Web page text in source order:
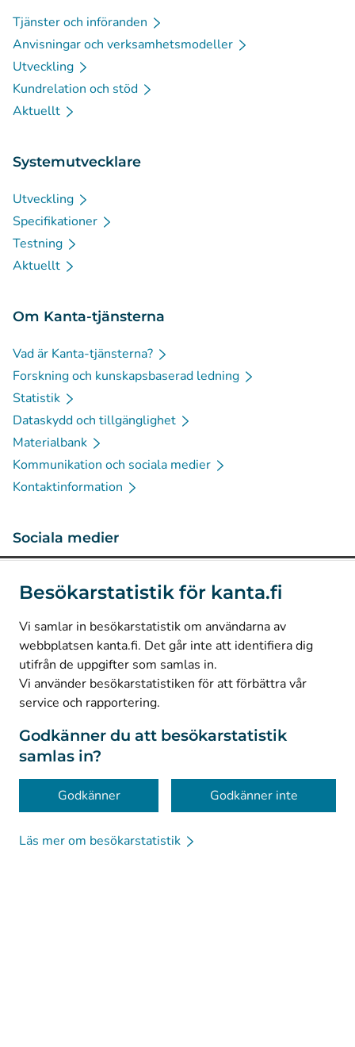
Besökarstatistik för kanta.fi
Vi samlar in besökarstatistik om användarna av
webbplatsen kanta.fi. Det går inte att identifiera dig
utifrån de uppgifter som samlas in.
Vi använder besökarstatistiken för att förbättra vår
service och rapportering.
Godkänner du att besökarstatistik
samlas in?
Godkänner Godkänner inte
Läs mer om besökarstatistik
Tjänster och införanden
Anvisningar och verksamhetsmodeller
Utveckling
Kundrelation och stöd
Aktuellt
Systemutvecklare
Utveckling
Specifikationer
Testning
Aktuellt
Om Kanta-tjänsterna
Vad är Kanta-tjänsterna?
Forskning och kunskapsbaserad ledning
Statistik
Dataskydd och tillgänglighet
Materialbank
Kommunikation och sociala medier
Kontaktinformation
Sociala medier
LinkedIn(Avautuu uuteen välilehteen)
Facebook
Avautuu uuteen välilehteen)
© Kanta-Palvelut, Kansaneläkelaitos
Dataskydd
Om webbplatsen
Tillgänglighet
Kakor